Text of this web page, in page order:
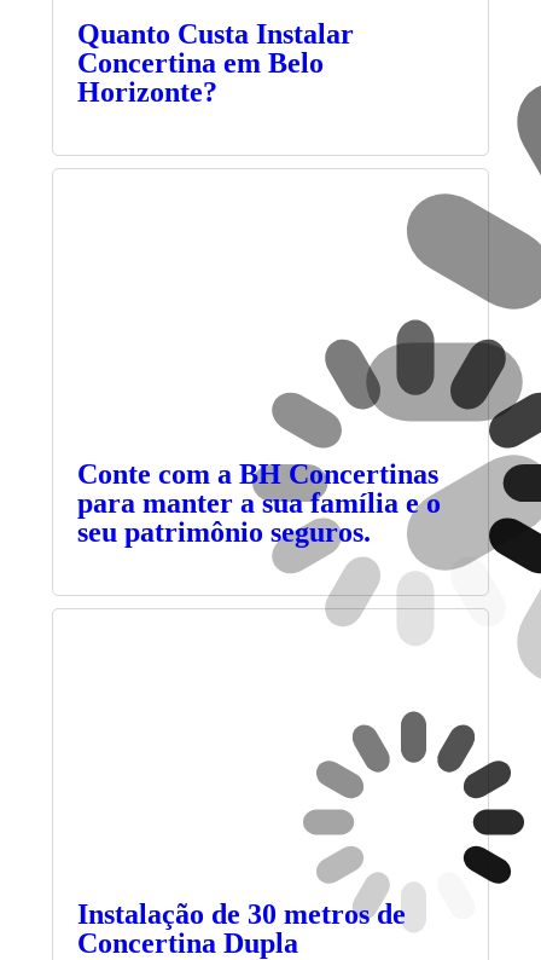
Quanto Custa Instalar
Concertina em Belo
Horizonte?
Conte com a BH Concertinas
para manter a sua família e o
seu patrimônio seguros.
Instalação de 30 metros de
Concertina Dupla